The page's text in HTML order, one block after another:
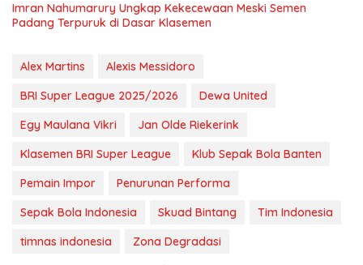
Imran Nahumarury Ungkap Kekecewaan Meski Semen
Padang Terpuruk di Dasar Klasemen
Alex Martins
Alexis Messidoro
BRI Super League 2025/2026
Dewa United
Egy Maulana Vikri
Jan Olde Riekerink
Klasemen BRI Super League
Klub Sepak Bola Banten
Pemain Impor
Penurunan Performa
Sepak Bola Indonesia
Skuad Bintang
Tim Indonesia
timnas indonesia
Zona Degradasi